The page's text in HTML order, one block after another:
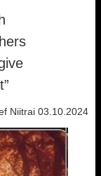
Niitrai 03.10.2024